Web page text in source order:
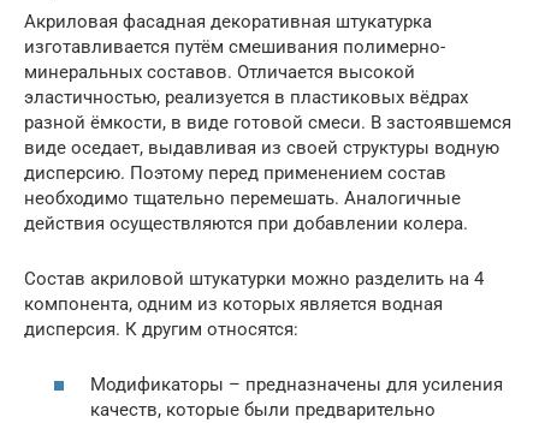
Акриловая фасадная декоративная штукатурка
изготавливается путём смешивания полимерно-
минеральных составов. Отличается высокой
эластичностью, реализуется в пластиковых вёдрах
разной ёмкости, в виде готовой смеси. В застоявшемся
виде оседает, выдавливая из своей структуры водную
дисперсию. Поэтому перед применением состав
необходимо тщательно перемешать. Аналогичные
действия осуществляются при добавлении колера.
Состав акриловой штукатурки можно разделить на 4
компонента, одним из которых является водная
дисперсия. К другим относятся:
Модификаторы – предназначены для усиления
качеств, которые были предварительно